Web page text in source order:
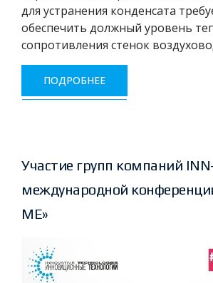
для устранения конденсата
обеспечить должный уровень
сопротивления стенок
ПОДРОБНЕЕ
Участие групп компаний
международной
ME»